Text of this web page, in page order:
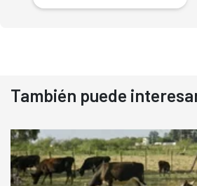
También puede